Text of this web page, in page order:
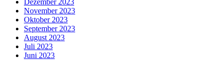
November 2023
Oktober 2023
September 2023
August 2023
Juli 2023
Juni 2023